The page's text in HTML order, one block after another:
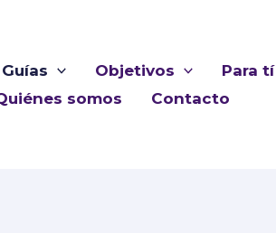
Guías Objetivos Para tí
somos Contacto